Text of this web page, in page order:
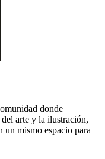
donde
arte y la ilustración,
un mismo espacio para